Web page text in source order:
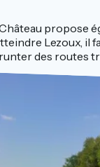
Château propose
Lezoux, il
des routes